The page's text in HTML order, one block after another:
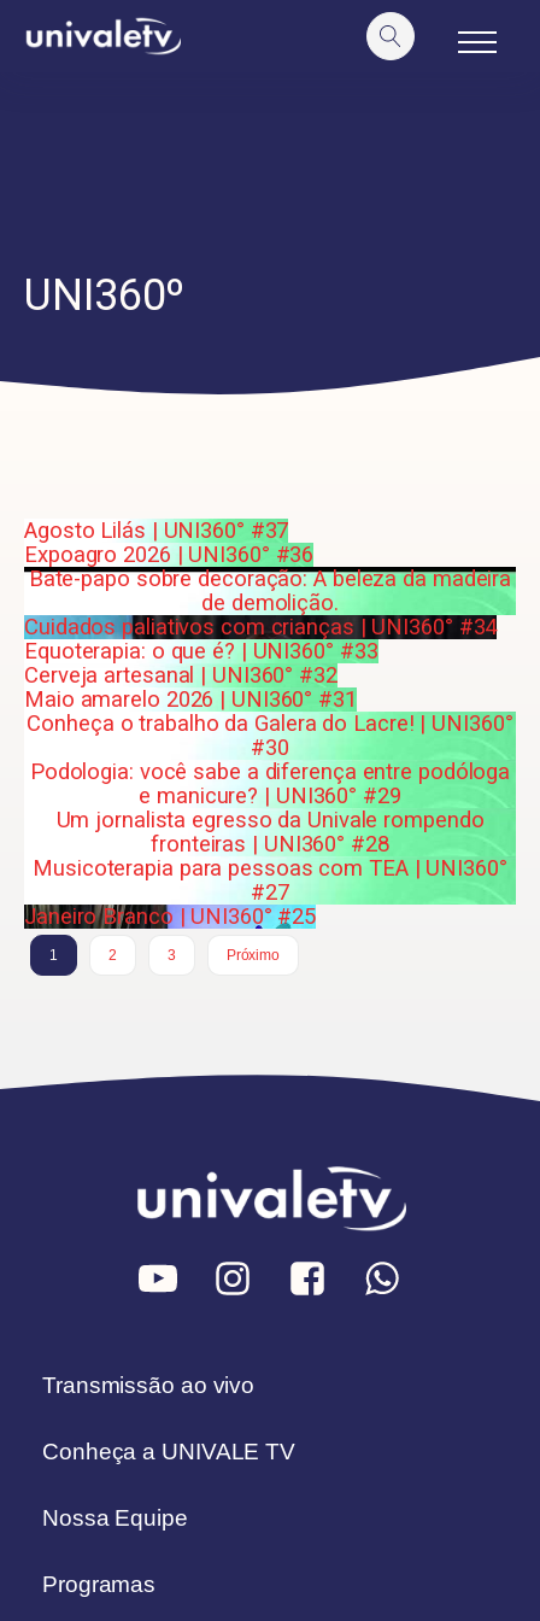
conteúdo
UNI360º
Agosto Lilás | UNI360° #37
Expoagro 2026 | UNI360° #36
Bate-papo sobre decoração: A beleza da madeira
de demolição.
Cuidados paliativos com crianças | UNI360° #34
Equoterapia: o que é? | UNI360° #33
Cerveja artesanal | UNI360° #32
Maio amarelo 2026 | UNI360° #31
Conheça o trabalho da Galera do Lacre! | UNI360°
#30
Podologia: você sabe a diferença entre podóloga
e manicure? | UNI360° #29
Um jornalista egresso da Univale rompendo
fronteiras | UNI360° #28
Musicoterapia para pessoas com TEA | UNI360°
#27
Janeiro Branco | UNI360° #25
1 2 3 Próximo
Transmissão ao vivo
Conheça a UNIVALE TV
Nossa Equipe
Programas